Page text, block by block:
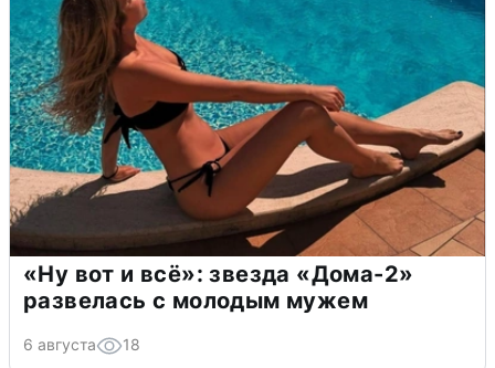
«Ну вот и всё»: звезда «Дома-2»
развелась с молодым мужем
6 августа 18